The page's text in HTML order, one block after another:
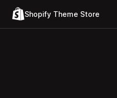
Shopify Theme Store